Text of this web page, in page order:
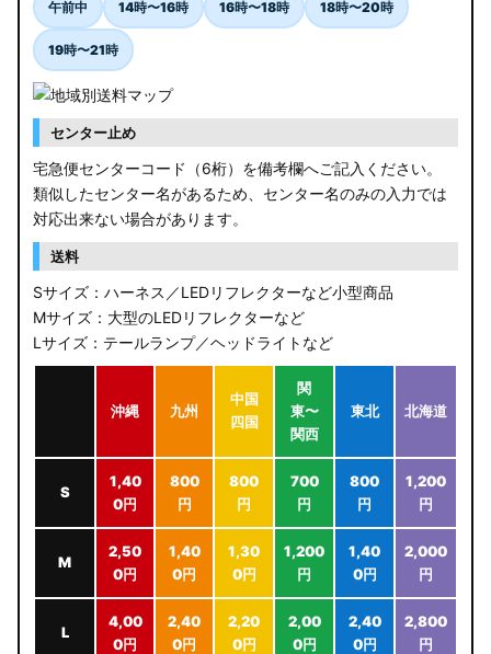
汎用LEDバルブ
BA1A/BA2A/BA5A/BA6A デリカミニ
アウトレット
JB64W/JB74W/JC74W ジムニー/シエラ/ノマド
午前中 14時〜16時 16時〜18時 18時〜20時
19時〜21時
センター止め
宅急便センターコード（6桁）を備考欄へご記入ください。
類似したセンター名があるため、センター名のみの入力では
対応出来ない場合があります。
送料
Sサイズ：ハーネス／LEDリフレクターなど小型商品
Mサイズ：大型のLEDリフレクターなど
Lサイズ：テールランプ／ヘッドライトなど
沖縄 九州
中国
四国
関
東〜
関西
東北 北海道
S
1,40
0円
800
円
800
円
700
円
800
円
1,200
円
M
2,50
0円
1,40
0円
1,30
0円
1,200
円
1,40
0円
2,000
円
L
4,00
0円
2,40
0円
2,20
0円
2,00
0円
2,40
0円
2,800
円